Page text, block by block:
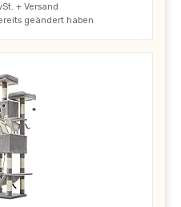
+ Versand
geändert haben